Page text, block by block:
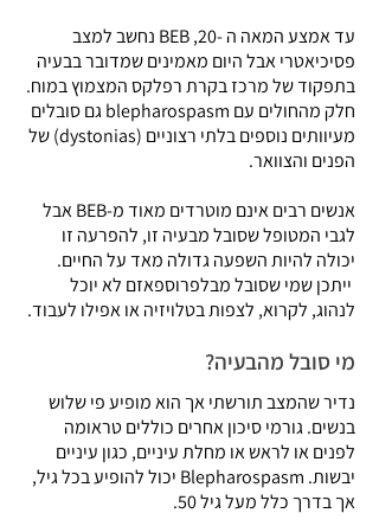
עד אמצע המאה ה -20, BEB נחשב למצב
פסיכיאטרי אבל היום מאמינים שמדובר בבעיה
בתפקוד של מרכז בקרת רפלקס המצמוץ במוח.
חלק מהחולים עם blepharospasm גם סובלים
מעיוותים נוספים בלתי רצוניים (dystonias) של
הפנים והצוואר.
אנשים רבים אינם מוטרדים מאוד מ-BEB אבל
לגבי המטופל שסובל מבעיה זו, להפרעה זו
יכולה להיות השפעה גדולה מאד על החיים.
ייתכן שמי שסובל מבלפרוספאזם לא יוכל
לנהוג, לקרוא, לצפות בטלויזיה או אפילו לעבוד.
מי סובל מהבעיה?
נדיר שהמצב תורשתי אך הוא מופיע פי שלוש
בנשים. גורמי סיכון אחרים כוללים טראומה
לפנים או לראש או מחלת עיניים, כגון עיניים
יבשות. Blepharospasm יכול להופיע בכל גיל,
אך בדרך כלל מעל גיל 50.